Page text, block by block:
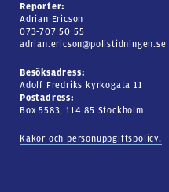
Reporter:
Adrian Ericson
073-707 50 55
adrian.ericson@polistidningen.se
Besöksadress:
Adolf Fredriks kyrkogata 11
Postadress:
Box 5583, 114 85 Stockholm
Kakor och personuppgiftspolicy.